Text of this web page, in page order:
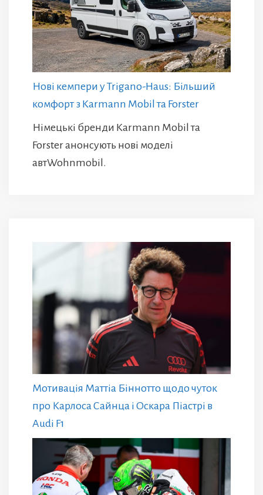
Нові кемпери у Trigano-Haus: Більший
комфорт з Karmann Mobil та Forster
Німецькі бренди Karmann Mobil та
Forster анонсують нові моделі
автWohnmobil.
Мотивація Маттіа Біннотто щодо чуток
про Карлоса Сайнца і Оскара Піастрі в
Audi F1